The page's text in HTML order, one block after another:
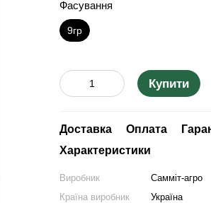
Фасування
9гр
Купити
Доставка Оплата
Характеристики
Виробник
Самміт-агро
Країна виробник
Україна